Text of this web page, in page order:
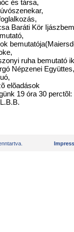
és társa,
Baráti Kör
ruha bemutató
Népzenei Együttes,
elõadások
19 óra 30